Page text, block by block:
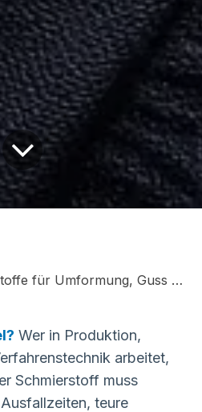
Guss und Wartung | SILITECH
Wer in Produktion,
arbeitet,
Schmierstoff muss
teure